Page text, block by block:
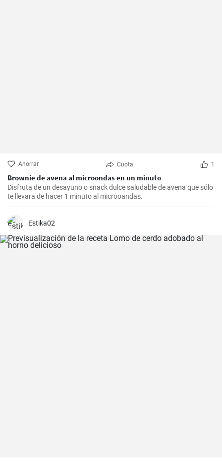
Ahorrar Cuota 1
Brownie de avena al microondas en un minuto
Disfruta de un desayuno o snack dulce saludable de avena que sólo
te llevara de hacer 1 minuto al microoandas.
Estika02